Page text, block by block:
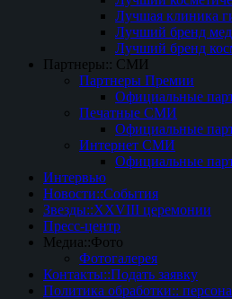
Лучшая клиника
Лучший бренд
Лучший бренд
Партнеры:: СМИ
Партнеры Премии
Официальные
Печатные СМИ
Официальные
Интернет СМИ
Официальные
Интервью
Новости::События
Звезды::XXVIII церемонии
Пресс-центр
Медиа::Фото
Фотогалерея
Контакты::Подать заявку
Политика обработки::